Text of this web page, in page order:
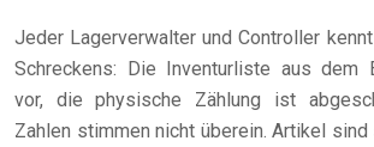
Jeder Lagerverwalter und Controller
Schreckens: Die Inventurliste aus dem
vor, die physische Zählung ist
Zahlen stimmen nicht überein. Artikel